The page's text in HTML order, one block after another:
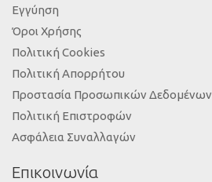
Εγγύηση
Όροι Χρήσης
Πολιτική Cookies
Πολιτική Απορρήτου
Προστασία Προσωπικών Δεδομένων
Πολιτική Επιστροφών
Ασφάλεια Συναλλαγών
Επικοινωνία